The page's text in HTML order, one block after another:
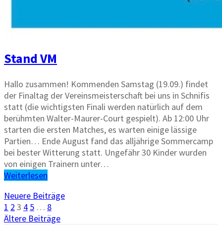
Stand VM
Hallo zusammen! Kommenden Samstag (19.09.) findet
der Finaltag der Vereinsmeisterschaft bei uns in Schnifis
statt (die wichtigsten Finali werden natürlich auf dem
berühmten Walter-Maurer-Court gespielt). Ab 12:00 Uhr
starten die ersten Matches, es warten einige lässige
Partien… Ende August fand das alljährige Sommercamp
bei bester Witterung statt. Ungefähr 30 Kinder wurden
von einigen Trainern unter…
Weiterlesen
Beitragsnavigation
Neuere Beiträge
Seite
1 Seite
2 Seite
3 Seite
4 Seite
5 … Seite
8
Ältere Beiträge